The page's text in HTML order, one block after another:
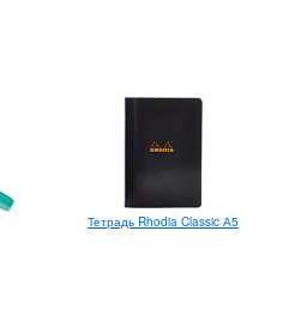
Тетрадь Rhodia Classic А5